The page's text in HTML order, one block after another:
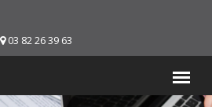
03 82 26 39 63